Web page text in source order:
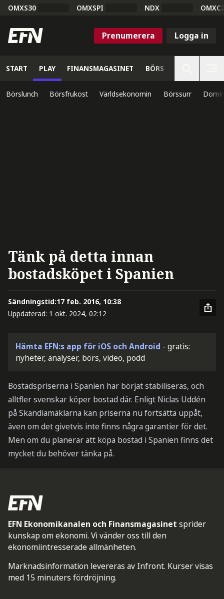
OMXS30 OMXSPI NDX
Prenumerera Logga in
START PLAY FINANSMAGASINET BÖRS
Börslunch Börsfrukost Världsekonomin Börssurr
Tänk på detta innan
bostadsköpet i Spanien
Sändningstid:17 feb. 2016, 10:38
Uppdaterad: 1 okt. 2024, 02:12
Hämta EFN:s app för iOS och Android - gratis:
nyheter, analyser, börs, video, podd
Bostadspriserna i Spanien har börjat stabiliseras, och
alltfler svenskar köper bostad där. Enligt Niclas Uddén
på Skandiamäklarna kan priserna nu fortsätta uppåt,
även om det givetvis inte finns några garantier för det.
Men om du planerar att köpa bostad i Spanien finns det
mycket du behöver tänka på.
EFN Ekonomikanalen och Finansmagasinet sprider
kunskap om ekonomi. Vi vänder oss till den
ekonomiintresserade allmänheten.
Marknadsinformation levereras av Infront. Kurser visas
med 15 minuters fördröjning.